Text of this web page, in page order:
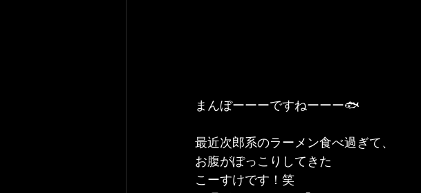
まんぼーーーですねーーー🐟
最近次郎系のラーメン食べ過ぎて、
お腹がぽっこりしてきた
こーすけです！笑